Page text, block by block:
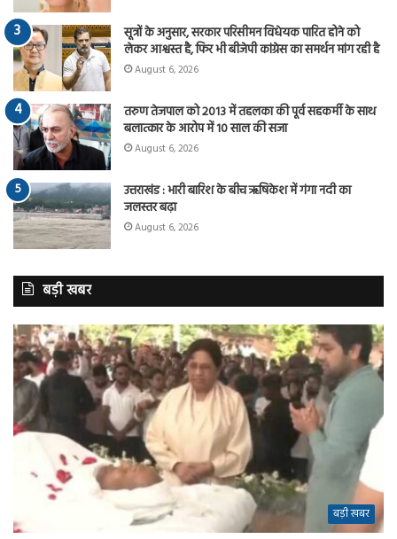
सूत्रों के अनुसार, सरकार परिसीमन विधेयक पारित होने को
लेकर आश्वस्त है, फिर भी बीजेपी कांग्रेस का समर्थन मांग रही है
August 6, 2026
तरुण तेजपाल को 2013 में तहलका की पूर्व सहकर्मी के साथ
बलात्कार के आरोप में 10 साल की सजा
August 6, 2026
उत्तराखंड : भारी बारिश के बीच ऋषिकेश में गंगा नदी का
जलस्तर बढ़ा
August 6, 2026
बड़ी खबर
बड़ी खबर